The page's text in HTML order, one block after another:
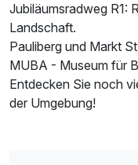
Familienzimmer A
2 Erwachsene und 1 Kind
Jubiläumsradweg R1:
Landschaft.
Pauliberg und Markt
MUBA - Museum für
Entdecken Sie noch
der Umgebung!